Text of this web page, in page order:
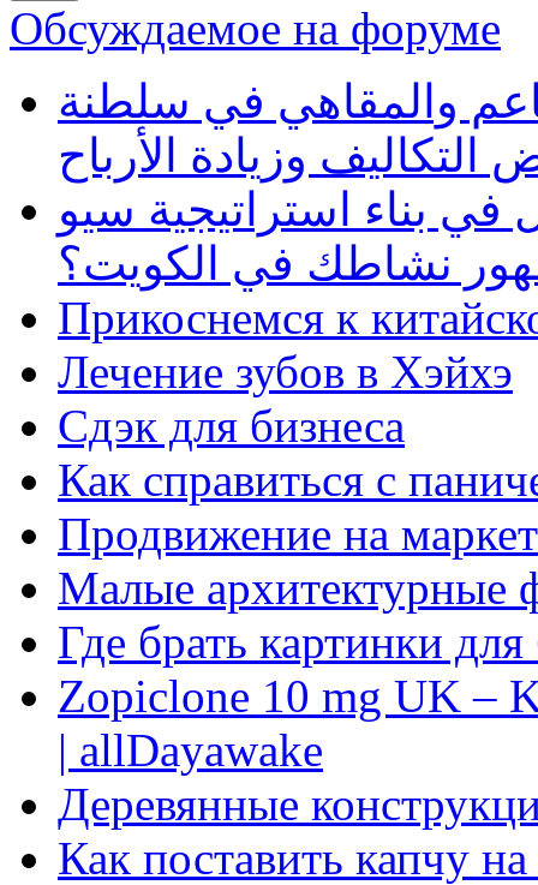
Обсуждаемое на форуме
والمقاهي في سلطنة
وزيادة الأرباح
بناء استراتيجية سيو
نشاطك في الكويت؟
Прикоснемся к
Лечение зубов в Хэйхэ
Сдэк для бизнеса
Как справиться с
Продвижение на
Малые архитектурные
Где брать картинки
Zopiclone 10 mg UK –
| allDayawake
Деревянные
Как поставить капчу